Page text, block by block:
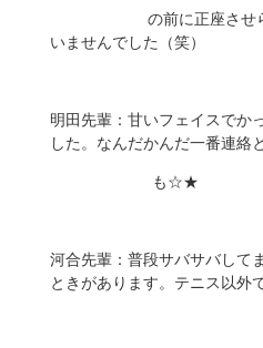
の前に正座させられ、
いませんでした（笑）
明田先輩：甘いフェイスでか
した。なんだかんだ一番連絡
も☆★
河合先輩：普段サバサバして
ときがあります。テニス以外